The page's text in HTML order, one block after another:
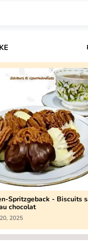
Spritzgeback - Biscuits
chocolat
2025